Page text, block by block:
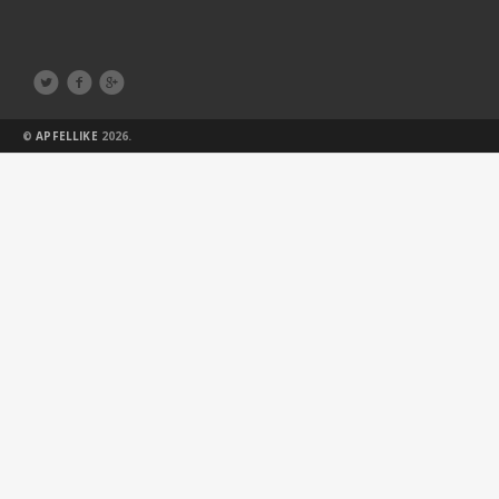
  
©APFELLIKE 2026.